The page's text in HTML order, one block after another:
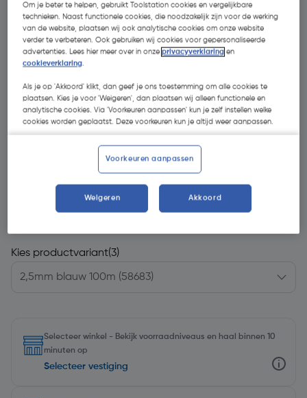
€ 59,95
Kies productvariant(3)
Selecteer winkel - Bekijk voorraadniveaus en haal binnen 10
minuten op
Selecteer vestiging
Om je beter te helpen, gebruikt Toolstation cookies en vergelijkbare
technieken. Naast functionele cookies, die noodzakelijk zijn voor de werking
van de website, plaatsen wij ook analytische cookies om onze website
verder te verbeteren. Ook gebruiken wij cookies voor gepersonaliseerde
advertenties. Lees hier meer over in onzeprivacyverklaring en
cookieverklaring.
Als je op 'Akkoord' klikt, dan geef je ons toestemming om alle cookies te
plaatsen. Kies je voor 'Weigeren', dan plaatsen wij alleen functionele en
analytische cookies. Via 'Voorkeuren aanpassen' kun je zelf instellen welke
cookies worden geplaatst. Deze voorkeuren kun je altijd weer aanpassen.
Voorkeuren aanpassen
Weigeren Akkoord